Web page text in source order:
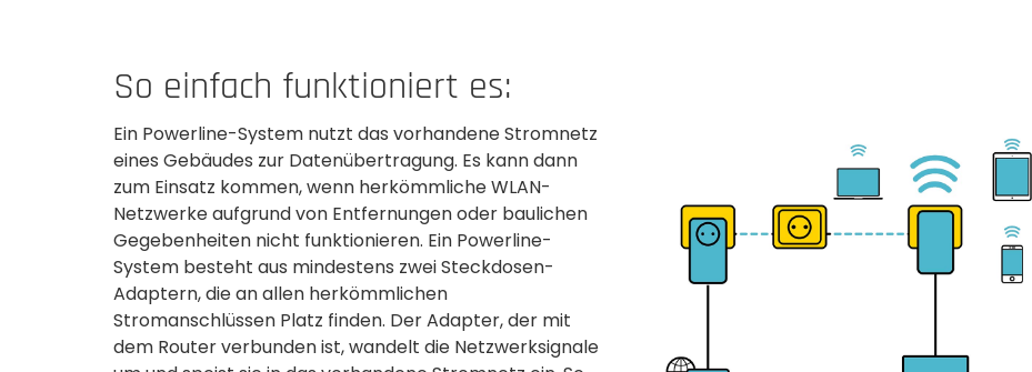
So einfach funktioniert es:
Ein Powerline-System nutzt das vorhandene Stromnetz
eines Gebäudes zur Datenübertragung. Es kann dann
zum Einsatz kommen, wenn herkömmliche WLAN-
Netzwerke aufgrund von Entfernungen oder baulichen
Gegebenheiten nicht funktionieren. Ein Powerline-
System besteht aus mindestens zwei Steckdosen-
Adaptern, die an allen herkömmlichen
Stromanschlüssen Platz finden. Der Adapter, der mit
dem Router verbunden ist, wandelt die Netzwerksignale